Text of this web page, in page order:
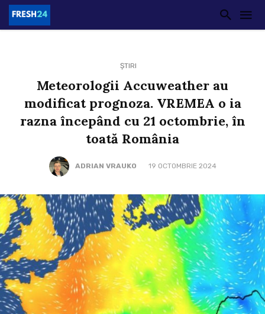
ȘTIRI
Meteorologii Accuweather au
modificat prognoza. VREMEA o ia
razna începând cu 21 octombrie, în
toată România
ADRIAN VRAUKO 19 OCTOMBRIE 2024